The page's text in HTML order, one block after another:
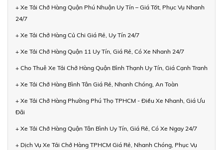
+ Xe Tải Chở Hàng Quận Phú Nhuận Uy Tín – Giá Tốt, Phục Vụ Nhanh
24/7
+ Xe Tải Chở Hàng Củ Chi Giá Rẻ, Uy Tín 24/7
+ Xe Tải Chở Hàng Quận 11 Uy Tín, Giá Rẻ, Có Xe Nhanh 24/7
+ Cho Thuê Xe Tải Chở Hàng Quận Bình Thạnh Uy Tín, Giá Cạnh Tranh
+ Xe Tải Chở Hàng Bình Tân Giá Rẻ, Nhanh Chóng, An Toàn
+ Xe Tải Chở Hàng Phường Phú Thọ TPHCM - Điều Xe Nhanh, Giá Ưu
Đãi
+ Xe Tải Chở Hàng Quận Tân Bình Uy Tín, Giá Rẻ, Có Xe Ngay 24/7
+ Dịch Vụ Xe Tải Chở Hàng TPHCM Giá Rẻ, Nhanh Chóng, Phục Vụ